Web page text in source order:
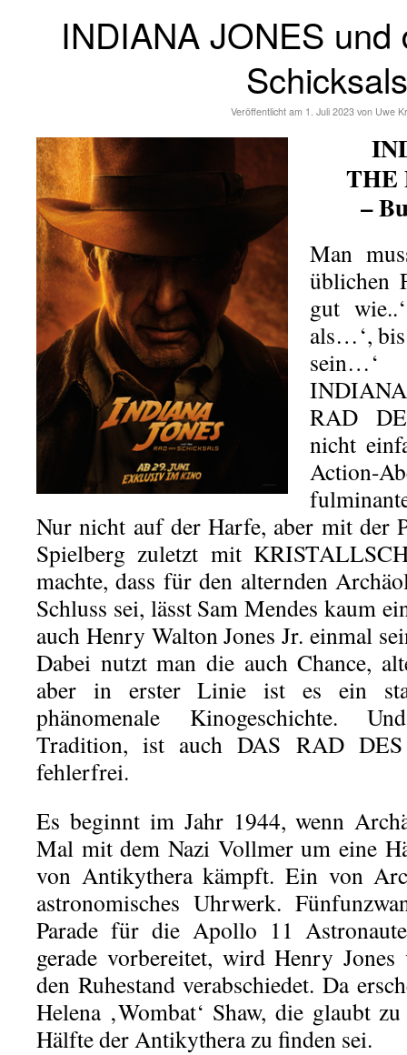
INDIANA JONES und
Schicksals
Veröffentlicht am 1. Juli 2023 von Uwe
THE
–
Man
üblichen
gut
als…‘, bis
sein…‘
RAD
nicht
Action-
Nur nicht auf der Harfe, aber mit der
Spielberg zuletzt mit
machte, dass für den alternden
Schluss sei, lässt Sam Mendes kaum
auch Henry Walton Jones Jr. einmal
Dabei nutzt man die auch Chance,
aber in erster Linie ist es ein
phänomenale Kinogeschichte.
Tradition, ist auch DAS RAD
fehlerfrei.
Es beginnt im Jahr 1944, wenn
Mal mit dem Nazi Vollmer um eine
von Antikythera kämpft. Ein von
astronomisches Uhrwerk.
Parade für die Apollo 11
gerade vorbereitet, wird Henry
den Ruhestand verabschiedet. Da
Helena ‚Wombat‘ Shaw, die glaubt
Hälfte der Antikythera zu finden sei.